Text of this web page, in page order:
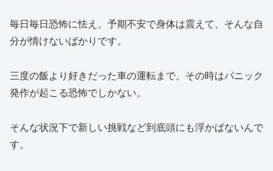
毎日毎日恐怖に怯え、予期不安で身体は震えて、そんな自
分が情けないばかりです。
三度の飯より好きだった車の運転まで、その時はパニック
発作が起こる恐怖でしかない。
そんな状況下で新しい挑戦など到底頭にも浮かばないんで
す。